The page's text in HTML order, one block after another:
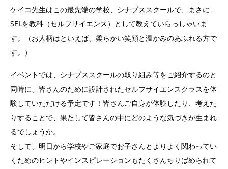
ケイコ先生はこの最先端の学校、シナプススクールで、まさに
SELを教科（セルフサイエンス）として教えていらっしゃいま
す。（お人柄はといえば、柔らかい笑顔と温かみのあふれる方で
す。）
イベントでは、シナプススクールの取り組み等をご紹介するのと
同時に、皆さんのために設計されたセルフサイエンスクラスを体
験していただける予定です！皆さんご自身が体験したり、考えた
りすることで、果たして皆さんの中にどのような気づきが生まれ
るでしょうか。
そして、明日から学校やご家庭でお子さんとよりよく関わってい
くためのヒントやインスピレーションもたくさんちりばめられて